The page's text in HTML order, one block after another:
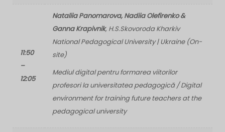
11:50
–
12:05
Nataliia Panomarova, Nadiia Olefirenko &
Ganna Krapivnik, H.S.Skovoroda Kharkiv
National Pedagogical University | Ukraine (On-
site)
Mediul digital pentru formarea viitorilor
profesori la universitatea pedagogică / Digital
environment for training future teachers at the
pedagogical university